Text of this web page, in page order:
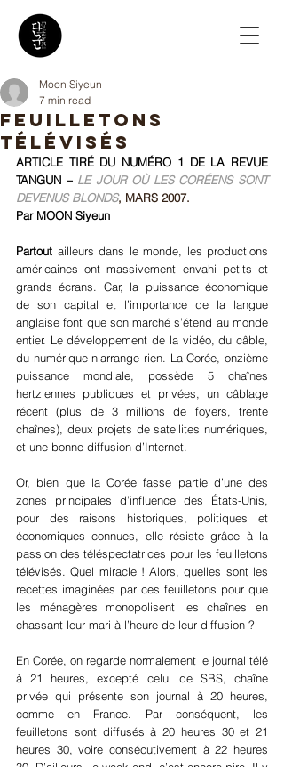
Feuilletons
télévisés
Moon Siyeun
7 min read
ARTICLE TIRÉ DU NUMÉRO 1 DE LA REVUE
TANGUN – LE JOUR OÙ LES CORÉENS SONT
DEVENUS BLONDS, MARS 2007.
Par MOON Siyeun
Partout ailleurs dans le monde, les productions
américaines ont massivement envahi petits et
grands écrans. Car, la puissance économique
de son capital et l’importance de la langue
anglaise font que son marché s’étend au monde
entier. Le développement de la vidéo, du câble,
du numérique n’arrange rien. La Corée, onzième
puissance mondiale, possède 5 chaînes
hertziennes publiques et privées, un câblage
récent (plus de 3 millions de foyers, trente
chaînes), deux projets de satellites numériques,
et une bonne diffusion d’Internet.
Or, bien que la Corée fasse partie d’une des
zones principales d’influence des États-Unis,
pour des raisons historiques, politiques et
économiques connues, elle résiste grâce à la
passion des téléspectatrices pour les feuilletons
télévisés. Quel miracle ! Alors, quelles sont les
recettes imaginées par ces feuilletons pour que
les ménagères monopolisent les chaînes en
chassant leur mari à l’heure de leur diffusion ?
En Corée, on regarde normalement le journal télé
à 21 heures, excepté celui de SBS, chaîne
privée qui présente son journal à 20 heures,
comme en France. Par conséquent, les
feuilletons sont diffusés à 20 heures 30 et 21
heures 30, voire consécutivement à 22 heures